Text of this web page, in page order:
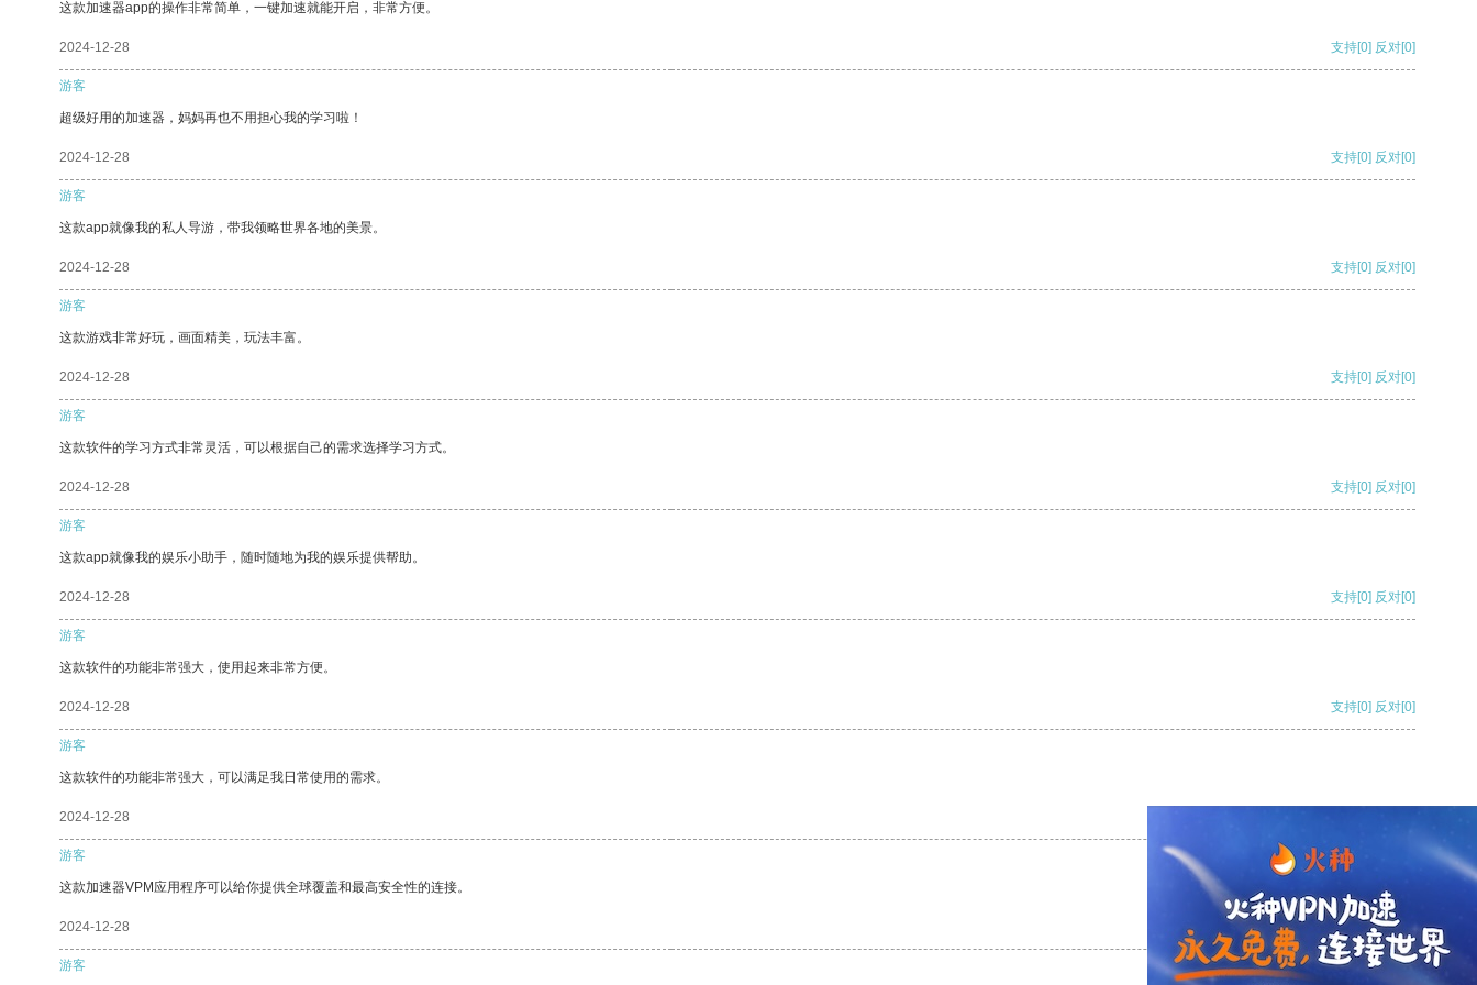
这款加速器app的操作非常简单，一键加速就能开启，非常方便。
2024-12-28 支持[0] 反对[0]
游客
超级好用的加速器，妈妈再也不用担心我的学习啦！
2024-12-28 支持[0] 反对[0]
游客
这款app就像我的私人导游，带我领略世界各地的美景。
2024-12-28 支持[0] 反对[0]
游客
这款游戏非常好玩，画面精美，玩法丰富。
2024-12-28 支持[0] 反对[0]
游客
这款软件的学习方式非常灵活，可以根据自己的需求选择学习方式。
2024-12-28 支持[0] 反对[0]
游客
这款app就像我的娱乐小助手，随时随地为我的娱乐提供帮助。
2024-12-28 支持[0] 反对[0]
游客
这款软件的功能非常强大，使用起来非常方便。
2024-12-28 支持[0] 反对[0]
游客
这款软件的功能非常强大，可以满足我日常使用的需求。
2024-12-28
游客
这款加速器VPM应用程序可以给你提供全球覆盖和最高安全性的连接。
2024-12-28 支持 [0] 反对 [0]
游客